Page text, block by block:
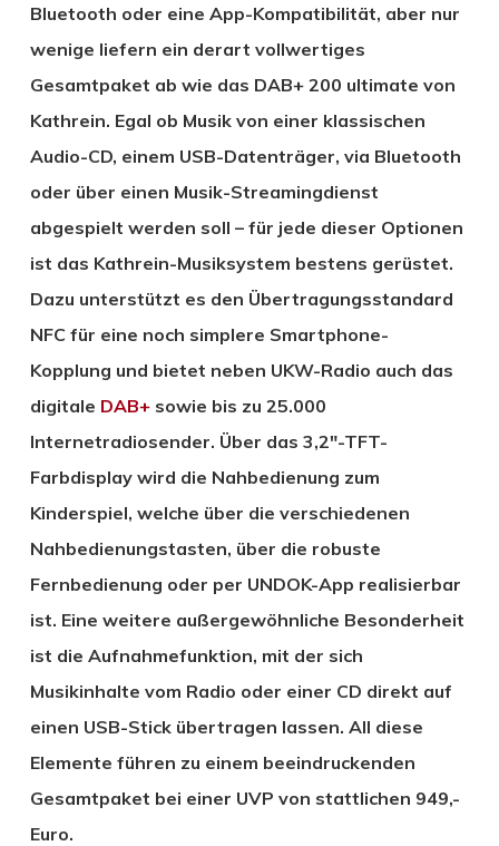
Bluetooth oder eine App-Kompatibilität, aber nur
wenige liefern ein derart vollwertiges
Gesamtpaket ab wie das DAB+ 200 ultimate von
Kathrein. Egal ob Musik von einer klassischen
Audio-CD, einem USB-Datenträger, via Bluetooth
oder über einen Musik-Streamingdienst
abgespielt werden soll – für jede dieser Optionen
ist das Kathrein-Musiksystem bestens gerüstet.
Dazu unterstützt es den Übertragungsstandard
NFC für eine noch simplere Smartphone-
Kopplung und bietet neben UKW-Radio auch das
digitale DAB+sowie bis zu 25.000
Internetradiosender. Über das 3,2″-TFT-
Farbdisplay wird die Nahbedienung zum
Kinderspiel, welche über die verschiedenen
Nahbedienungstasten, über die robuste
Fernbedienung oder per UNDOK-App realisierbar
ist. Eine weitere außergewöhnliche Besonderheit
ist die Aufnahmefunktion, mit der sich
Musikinhalte vom Radio oder einer CD direkt auf
einen USB-Stick übertragen lassen. All diese
Elemente führen zu einem beeindruckenden
Gesamtpaket bei einer UVP von stattlichen 949,-
Euro.